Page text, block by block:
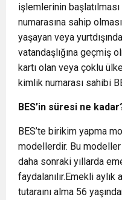
işlemlerinin
numarasına sahip
yaşayan veya
vatandaşlığına geçmiş
kartı olan veya çoklu
kimlik numarası sahibi
BES’in süresi ne
BES’te birikim yapma
modellerdir. Bu
daha sonraki yıllarda
faydalanılır.Emekli
tutaraını alma 56